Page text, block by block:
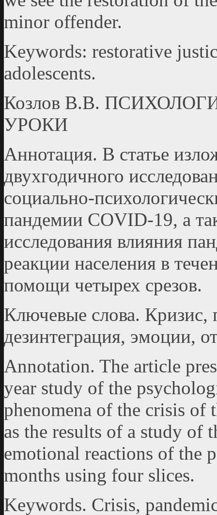
minor offender.
Keywords: restorative
adolescents.
Козлов В.В.
УРОКИ
Аннотация. В статье
двухгодичного
социально-
пандемии COVID-19, а
исследования влияния
реакции населения в
помощи четырех срезов.
Ключевые слова. Кризис,
дезинтеграция, эмоции,
Аnnotation. The article
year study of the
phenomena of the crisis of
as the results of a study of
emotional reactions of the
months using four slices.
Keywords. Crisis,